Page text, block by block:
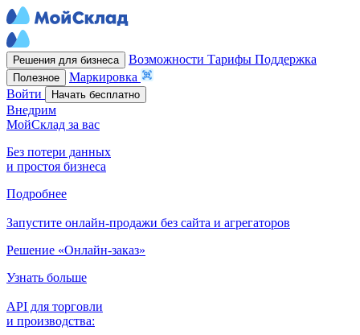
Решения для бизнеса Возможности Тарифы Поддержка
Полезное
Маркировка
Войти
Начать бесплатно
Внедрим
МойСклад за вас
Без потери данных
и простоя бизнеса
Подробнее
Запустите онлайн-продажи без сайта и агрегаторов
Решение «Онлайн-заказ»
Узнать больше
API для торговли
и производства: